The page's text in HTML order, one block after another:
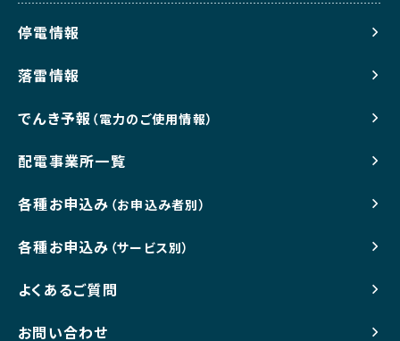
停電情報
落雷情報
でんき予報 （電力のご使用情報）
配電事業所一覧
各種お申込み （お申込み者別）
各種お申込み （サービス別）
よくあるご質問
お問い合わせ